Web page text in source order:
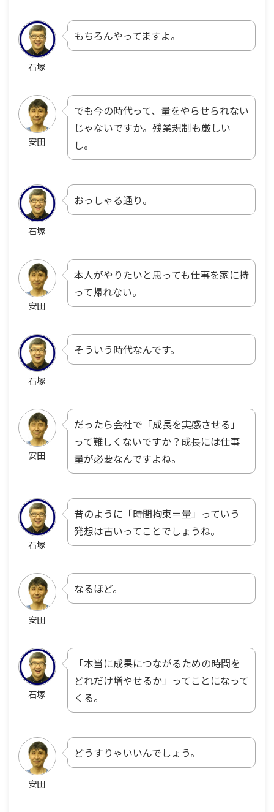
石塚
もちろんやってますよ。
安田
でも今の時代って、量をやらせられない
じゃないですか。残業規制も厳しい
し。
石塚
おっしゃる通り。
安田
本人がやりたいと思っても仕事を家に持
って帰れない。
石塚
そういう時代なんです。
安田
だったら会社で「成長を実感させる」
って難しくないですか？成長には仕事
量が必要なんですよね。
石塚
昔のように「時間拘束＝量」っていう
発想は古いってことでしょうね。
安田
なるほど。
石塚
「本当に成果につながるための時間を
どれだけ増やせるか」ってことになって
くる。
安田
どうすりゃいいんでしょう。